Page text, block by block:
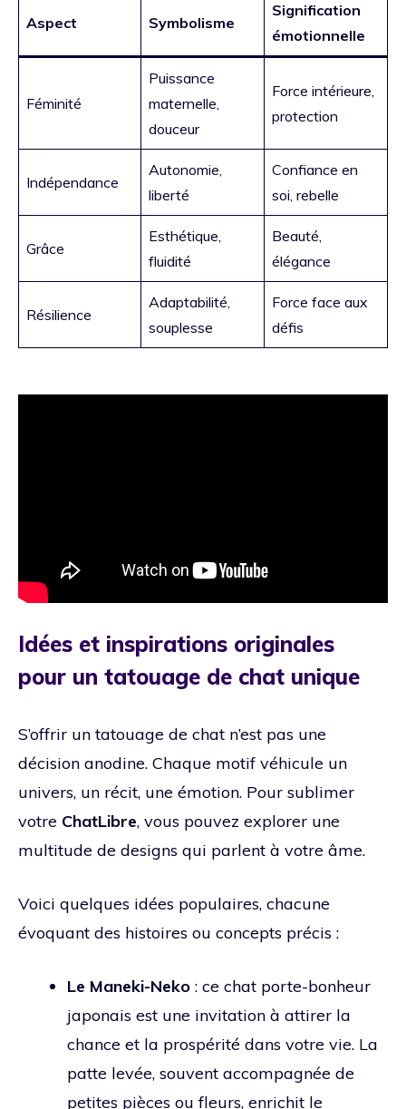
Aspect Symbolisme
Signification
émotionnelle
Féminité
Puissance
maternelle,
douceur
Force intérieure,
protection
Indépendance
Autonomie,
liberté
Confiance en
soi, rebelle
Grâce
Esthétique,
fluidité
Beauté,
élégance
Résilience
Adaptabilité,
souplesse
Force face aux
défis
Idées et inspirations originales
pour un tatouage de chat unique
S’offrir un tatouage de chat n’est pas une
décision anodine. Chaque motif véhicule un
univers, un récit, une émotion. Pour sublimer
votre ChatLibre, vous pouvez explorer une
multitude de designs qui parlent à votre âme.
Voici quelques idées populaires, chacune
évoquant des histoires ou concepts précis :
Le Maneki-Neko : ce chat porte-bonheur
japonais est une invitation à attirer la
chance et la prospérité dans votre vie. La
patte levée, souvent accompagnée de
petites pièces ou fleurs, enrichit le